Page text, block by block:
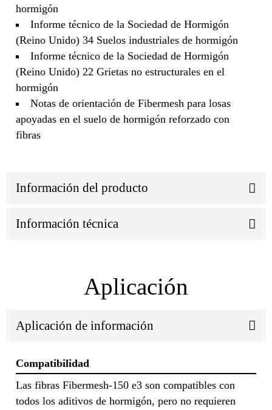
hormigón
Informe técnico de la Sociedad de Hormigón
(Reino Unido) 34 Suelos industriales de hormigón
Informe técnico de la Sociedad de Hormigón
(Reino Unido) 22 Grietas no estructurales en el
hormigón
Notas de orientación de Fibermesh para losas
apoyadas en el suelo de hormigón reforzado con
fibras
Información del producto
Información técnica
Aplicación
Aplicación de información
Compatibilidad
Las fibras Fibermesh-150 e3 son compatibles con
todos los aditivos de hormigón, pero no requieren